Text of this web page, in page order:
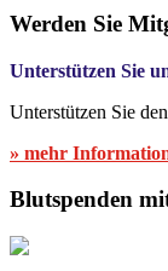
Werden Sie
Unterstützen Sie
Unterstützen Sie
» mehr
Blutspenden